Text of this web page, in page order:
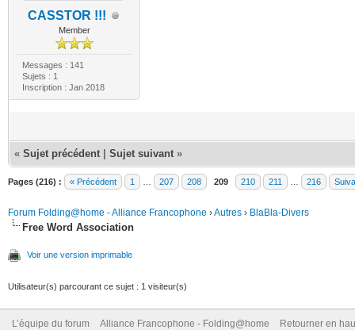
CASSTOR !!!
Member
Messages : 141
Sujets : 1
Inscription : Jan 2018
« Sujet précédent Sujet suivant »
Pages (216) : « Précédent 1 207 208 209 210 211 216
Forum Folding@home - Alliance Francophone ›Autres › BlaBla-Divers
Free Word Association
Voir une version imprimable
Utilisateur(s) parcourant ce sujet : 1 visiteur(s)
L’équipe du forum Alliance Francophone - Folding@home Retourner en